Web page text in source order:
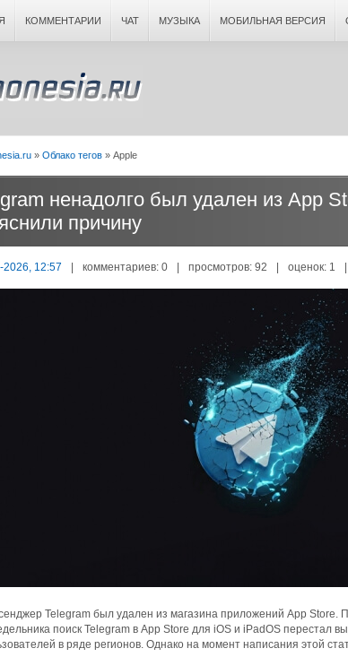
КОММЕНТАРИИ ЧАТ МУЗЫКА МОБИЛЬНАЯ ВЕРСИЯ
» Облако тегов » Apple
ненадолго был удален из App
причину
2026, 12:57 | комментариев: 0 | просмотров: 92 | оценок: 1 |
Telegram был удален из магазина приложений App Store.
поиск Telegram в App Store для iOS и iPadOS перестал
в ряде регионов. Однако на момент написания этой